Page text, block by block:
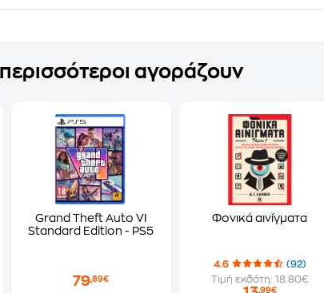
περισσότεροι αγοράζουν
Grand Theft Auto VI
Standard Edition - PS5
79,89€
Φονικά αινίγματα
4.6
(92)
Τιμή εκδότη: 18.80€
,99€